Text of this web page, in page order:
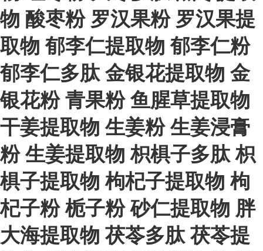
物 酸枣粉 罗汉果粉 罗汉果提
取物 郁李仁提取物 郁李仁粉
郁李仁多肽 金银花提取物 金
银花粉 青果粉 鱼腥草提取物
干姜提取物 生姜粉 生姜浸膏
粉 生姜提取物 枳椇子多肽 枳
椇子提取物 枸杞子提取物 枸
杞子粉 栀子粉 砂仁提取物 胖
大海提取物 茯苓多肽 茯苓提